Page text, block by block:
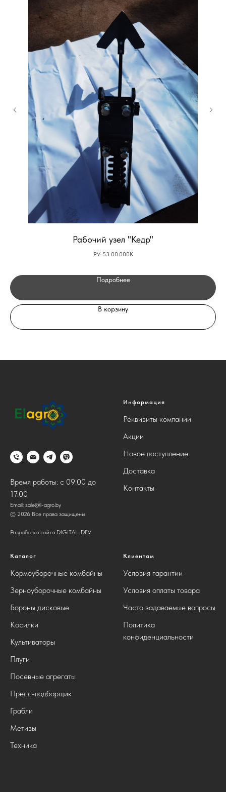
Рабочий узел "Кедр"
РУ-53 00.000К
Подробнее
В корзину
Время работы: с 09:00 до
17:00
Email: sale@l-agro.by
© 2026 Все права защищены
Разработка сайта DIGITAL-DEV
Информация
Реквизиты компании
Акции
Новое поступление
Доставка
Контакты
Каталог
Кормоуборочные комбайны
Зерноуборочные комбайны
Бороны дисковые
Косилки
Культиваторы
Плуги
Посевные агрегаты
Пресс-подборщик
Грабли
Метизы
Техника
Клиентам
Условия гарантии
Условия оплаты товара
Часто задаваемые вопросы
Политика
конфиденциальности